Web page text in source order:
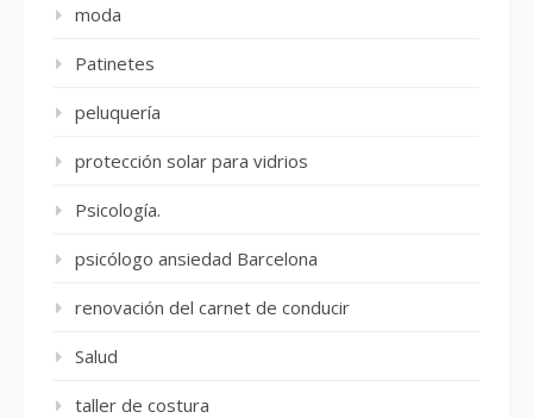
moda
Patinetes
peluquería
protección solar para vidrios
Psicología.
psicólogo ansiedad Barcelona
renovación del carnet de conducir
Salud
taller de costura